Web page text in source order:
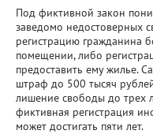
Под фиктивной закон
заведомо недостоверных
регистрацию гражданина
помещении, либо
предоставить ему жилье.
штраф до 500 тысяч
лишение свободы до трех
фиктивная регистрация
может достигать пяти лет.